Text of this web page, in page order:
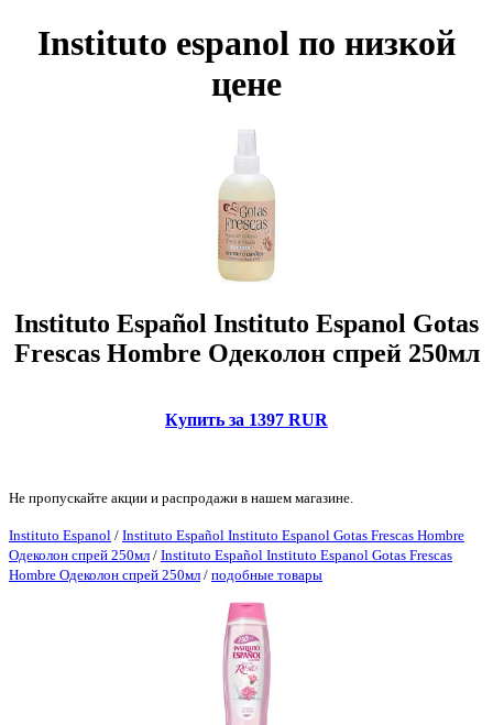
Instituto espanol по низкой
цене
Instituto Español Instituto Espanol Gotas
Frescas Hombre Одеколон спрей 250мл
Купить за 1397 RUR
Не пропускайте акции и распродажи в нашем магазине.
Instituto Espanol / Instituto Español Instituto Espanol Gotas Frescas Hombre
Одеколон спрей 250мл / Instituto Español Instituto Espanol Gotas Frescas
Hombre Одеколон спрей 250мл / подобные товары